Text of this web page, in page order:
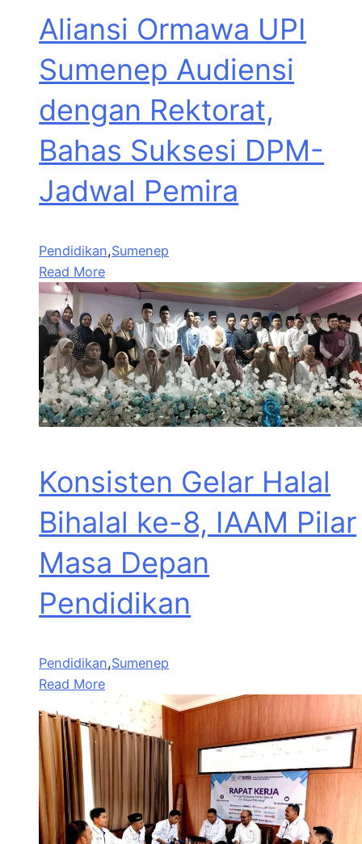
Aliansi Ormawa UPI
Sumenep Audiensi
dengan Rektorat,
Bahas Suksesi DPM-
Jadwal Pemira
Pendidikan,Sumenep
Read More
Konsisten Gelar Halal
Bihalal ke-8, IAAM Pilar
Masa Depan
Pendidikan
Pendidikan,Sumenep
Read More